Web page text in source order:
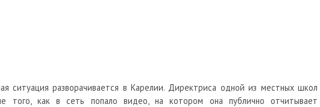
ситуация разворачивается в Карелии. Директриса одной из местных школ
того, как в сеть попало видео, на котором она публично отчитывает